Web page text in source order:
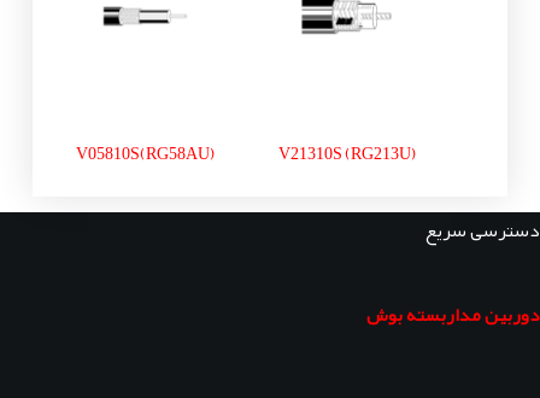
V21310S (RG213U)
V05810S(RG58AU)
دسترسی سریع
دوربین مداربسته بوش